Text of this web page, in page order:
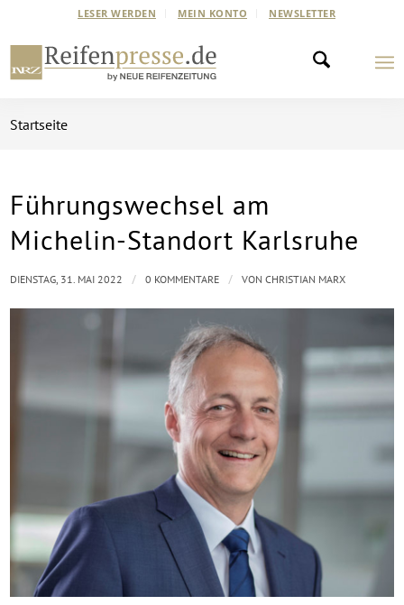
LESER WERDEN MEIN KONTO NEWSLETTER
Startseite
Führungswechsel am
Michelin-Standort Karlsruhe
DIENSTAG, 31. MAI 2022 / 0 KOMMENTARE / VONCHRISTIAN MARX